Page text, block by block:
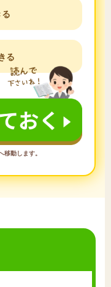
る
動します。